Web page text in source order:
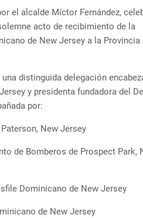
el alcalde Míctor Fernández,
acto de recibimiento de la
de New Jersey a la Provincia
distinguida delegación
y presidenta fundadora del
por:
New Jersey
de Bomberos de Prospect Park,
Dominicano de New Jersey
de New Jersey